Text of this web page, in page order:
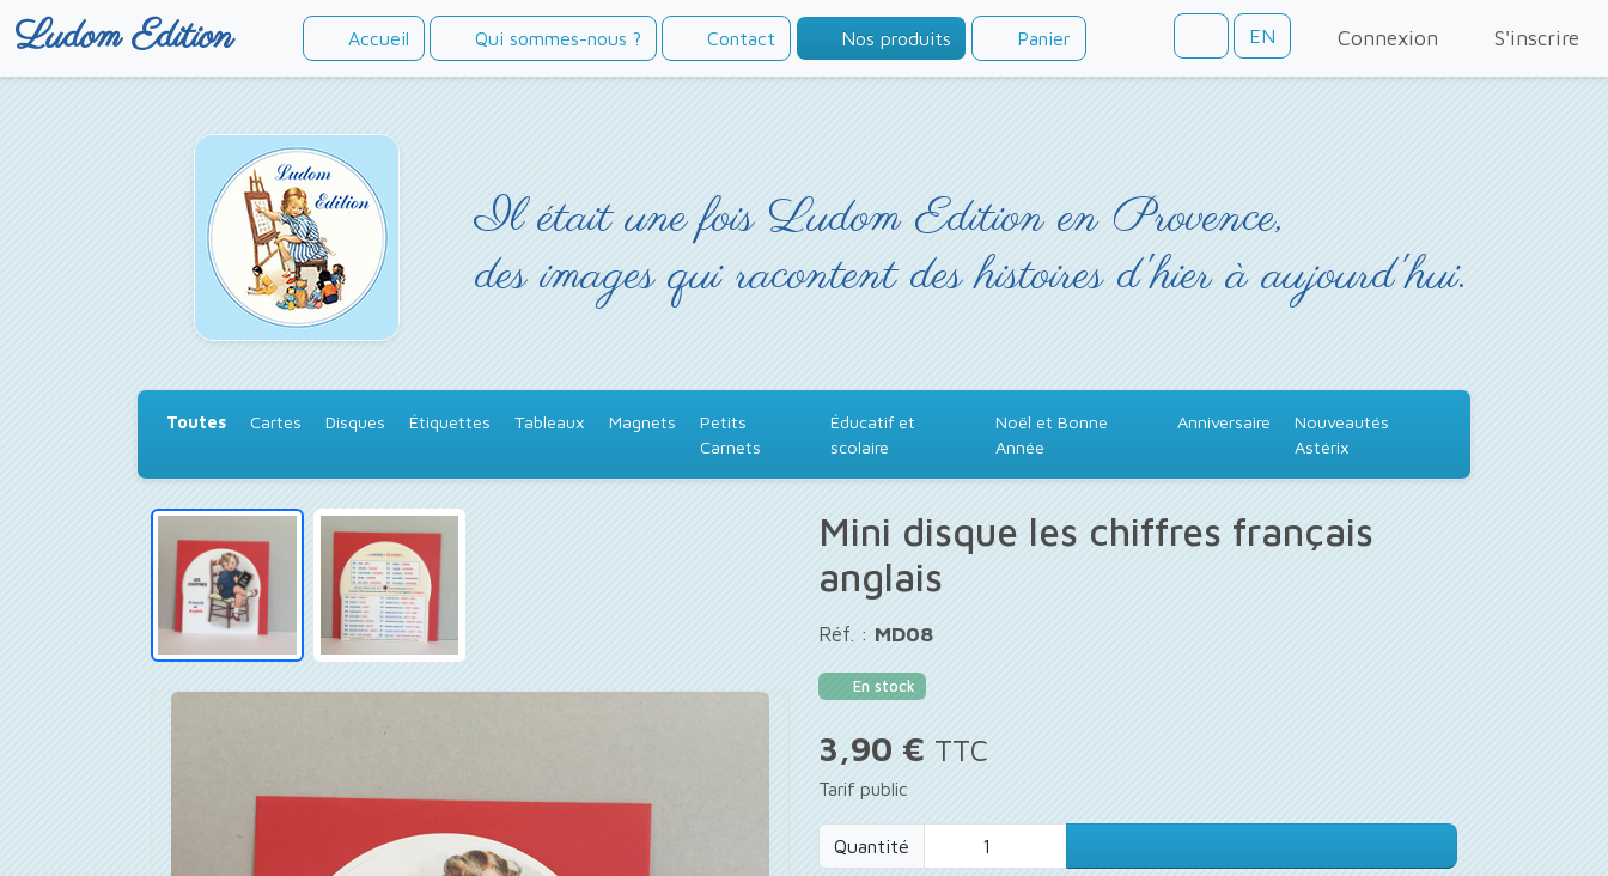
Ludom Edition Accueil Qui sommes-nous ? Contact Nos produits Panier EN Connexion S'inscrire
Il était une fois Ludom Edition en Provence,
des images qui racontent des histoires d'hier à aujourd'hui.
Toutes Cartes Disques Étiquettes Tableaux Magnets
Petits
Carnets
Éducatif et
scolaire
Noël et Bonne
Année
Anniversaire
Nouveautés
Astérix
Mini disque les chiffres français
anglais
Réf. : MD08
En stock
3,90 € TTC
Tarif public
Quantité